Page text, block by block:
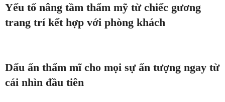
Yếu tố nâng tầm thẩm mỹ từ chiếc gương
trang trí kết hợp với phòng khách
Dấu ấn thẩm mĩ cho mọi sự ấn tượng ngay từ
cái nhìn đầu tiên